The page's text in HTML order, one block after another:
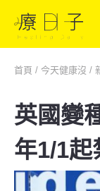
首頁 / 今天健康沒 /
英國變
年1/1起